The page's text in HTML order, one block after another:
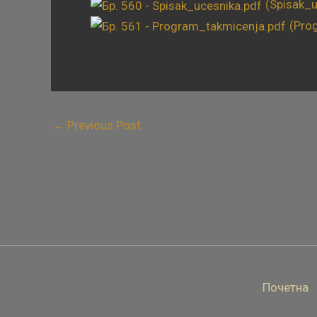
← Previous Post
Почетна